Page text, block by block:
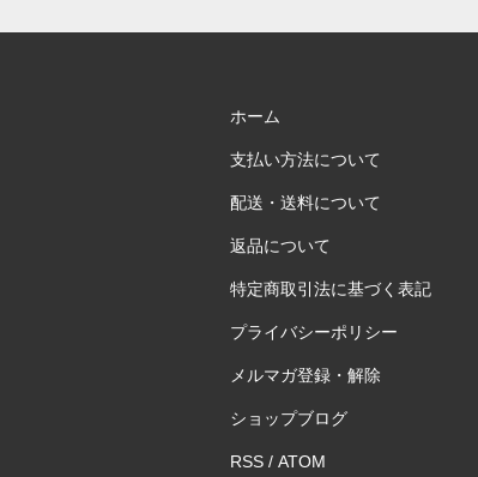
ホーム
支払い方法について
配送・送料について
返品について
特定商取引法に基づく表記
プライバシーポリシー
メルマガ登録・解除
ショップブログ
RSS/ ATOM